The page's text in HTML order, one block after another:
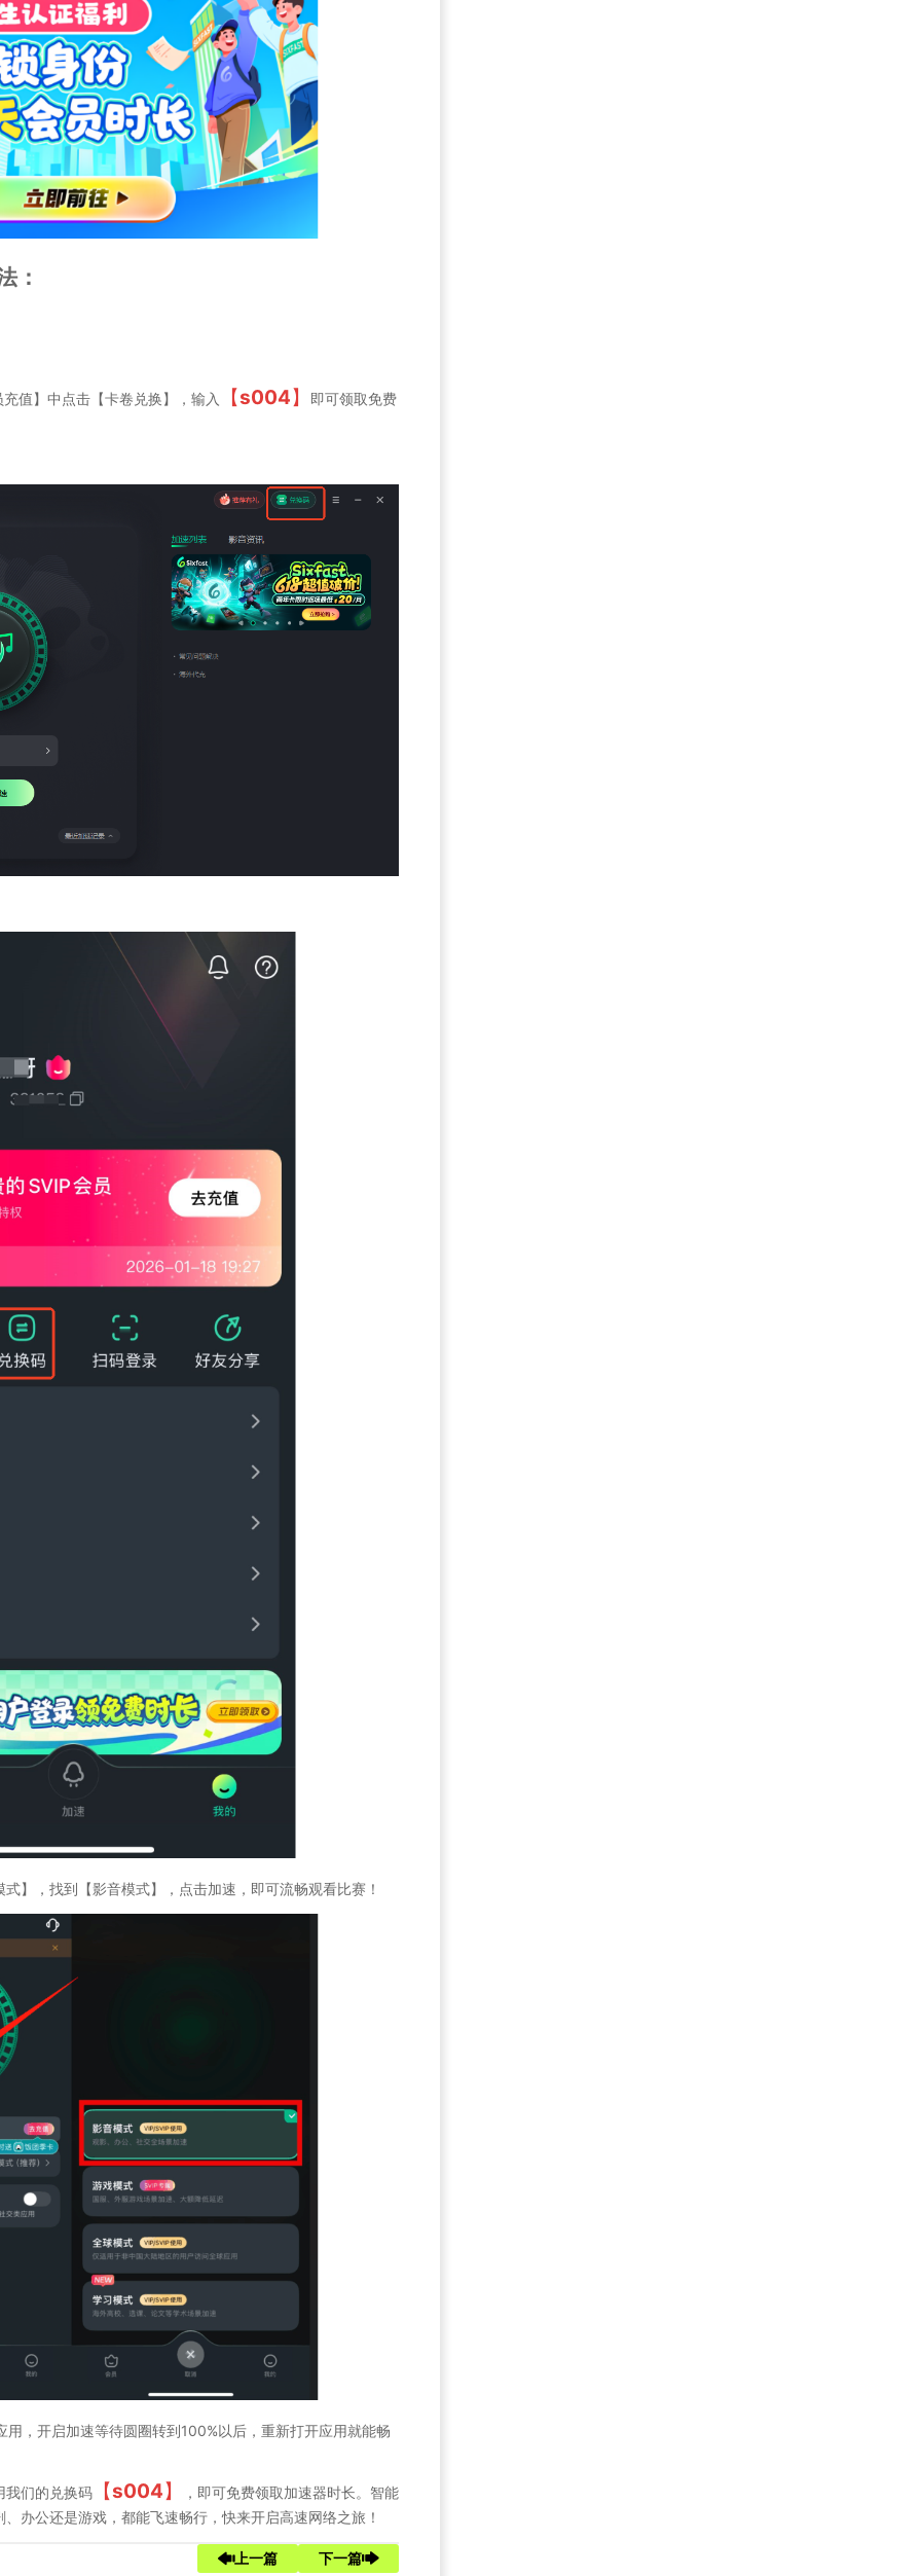
：
值】中点击【卡卷兑换】，输入 【s004】 即可领取免费
】，找到【影音模式】，点击加速，即可流畅观看比赛！
，开启加速等待圆圈转到100%以后，重新打开应用就能畅
我们的兑换码 【s004】
，即可免费领取加速器时长。智能
办公还是游戏，都能飞速畅行，快来开启高速网络之旅！
上一篇 下一篇